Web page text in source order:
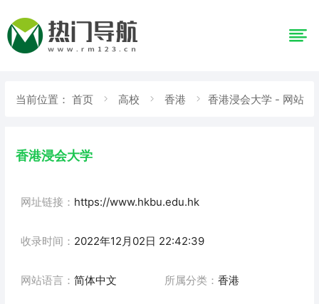
当前位置： 首页 高校 香港 香港浸会大学 - 网站
香港浸会大学
网址链接： https://www.hkbu.edu.hk
收录时间： 2022年12月02日 22:42:39
网站语言： 简体中文 所属分类： 香港